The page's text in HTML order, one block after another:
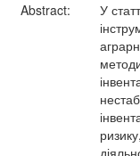
Abstract:
У